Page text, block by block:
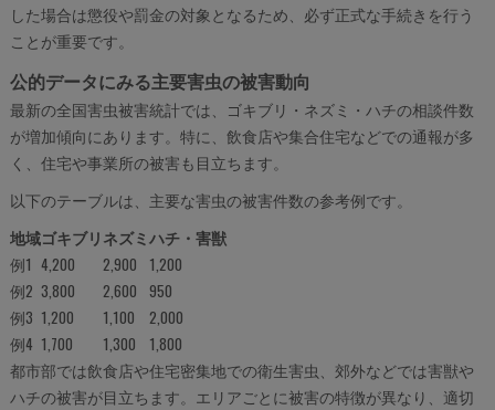
した場合は懲役や罰金の対象となるため、必ず正式な手続きを行う
ことが重要です。
公的データにみる主要害虫の被害動向
最新の全国害虫被害統計では、ゴキブリ・ネズミ・ハチの相談件数
が増加傾向にあります。特に、飲食店や集合住宅などでの通報が多
く、住宅や事業所の被害も目立ちます。
以下のテーブルは、主要な害虫の被害件数の参考例です。
地域ゴキブリ ネズミ ハチ・害獣
例1 4,200 2,900
1,200
例2 3,800 2,600
950
例3 1,200 1,100
2,000
例4 1,700 1,300
1,800
都市部では飲食店や住宅密集地での衛生害虫、郊外などでは害獣や
ハチの被害が目立ちます。エリアごとに被害の特徴が異なり、適切